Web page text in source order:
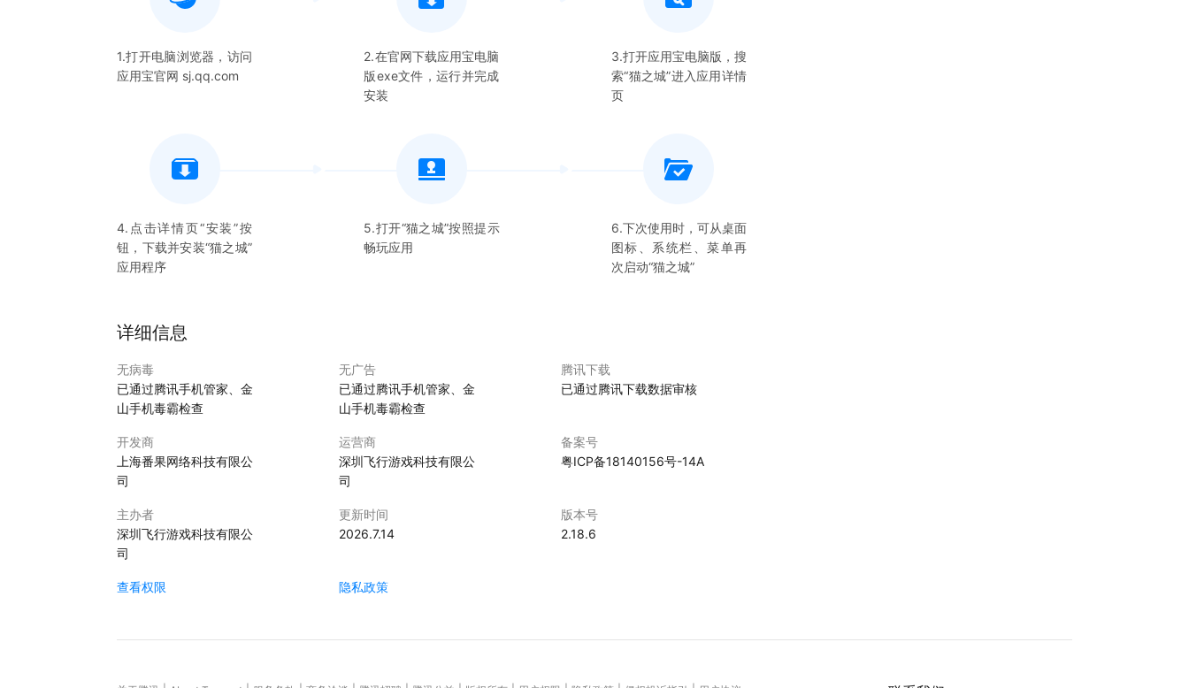
1.打开电脑浏览器，访问
应用宝官网 sj.qq.com
2.在官网下载应用宝电脑
版exe文件，运行并完成
安装
3.打开应用宝电脑版，搜
索“猫之城”进入应用详情
页
4.点击详情页“安装”按
钮，下载并安装“猫之城”
应用程序
5.打开“猫之城”按照提示
畅玩应用
6.下次使用时，可从桌面
图标、系统栏、菜单再
次启动“猫之城”
详细信息
无病毒
已通过腾讯手机管家、金
山手机毒霸检查
无广告
已通过腾讯手机管家、金
山手机毒霸检查
腾讯下载
已通过腾讯下载数据审核
开发商
上海番果网络科技有限公
司
运营商
深圳飞行游戏科技有限公
司
备案号
粤ICP备18140156号-14A
主办者
深圳飞行游戏科技有限公
司
更新时间
2026.7.14
版本号
2.18.6
查看权限 隐私政策